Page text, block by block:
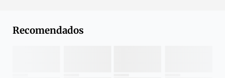
Recomendados